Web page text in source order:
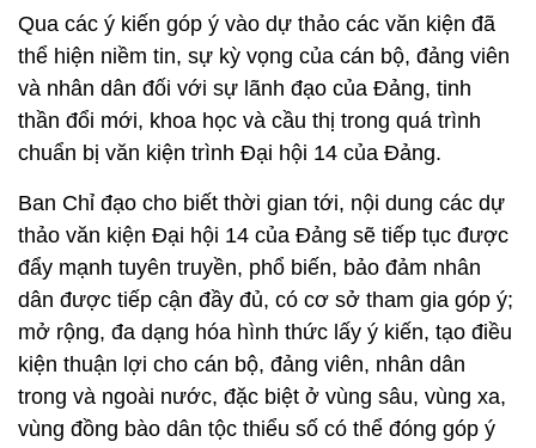
Qua các ý kiến góp ý vào dự thảo các văn kiện đã
thể hiện niềm tin, sự kỳ vọng của cán bộ, đảng viên
và nhân dân đối với sự lãnh đạo của Đảng, tinh
thần đổi mới, khoa học và cầu thị trong quá trình
chuẩn bị văn kiện trình Đại hội 14 của Đảng.
Ban Chỉ đạo cho biết thời gian tới, nội dung các dự
thảo văn kiện Đại hội 14 của Đảng sẽ tiếp tục được
đẩy mạnh tuyên truyền, phổ biến, bảo đảm nhân
dân được tiếp cận đầy đủ, có cơ sở tham gia góp ý;
mở rộng, đa dạng hóa hình thức lấy ý kiến, tạo điều
kiện thuận lợi cho cán bộ, đảng viên, nhân dân
trong và ngoài nước, đặc biệt ở vùng sâu, vùng xa,
vùng đồng bào dân tộc thiểu số có thể đóng góp ý